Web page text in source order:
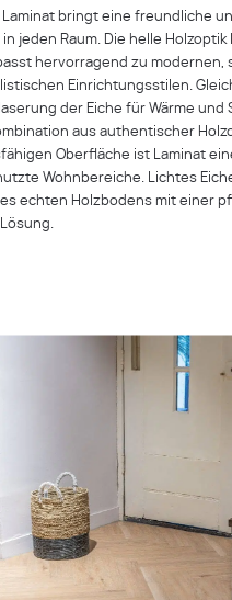
Laminat bringt eine freundliche
jeden Raum. Die helle
hervorragend zu modernen,
Einrichtungsstilen.
der Eiche für Wärme und
aus authentischer
Oberfläche ist Laminat
Wohnbereiche. Lichtes
echten Holzbodens mit einer